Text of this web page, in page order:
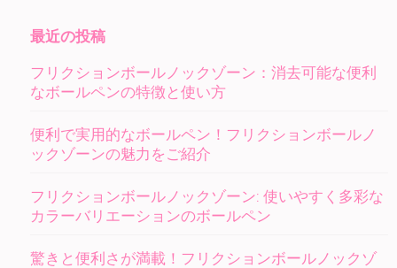
最近の投稿
フリクションボールノックゾーン：消去可能な便利
なボールペンの特徴と使い方
便利で実用的なボールペン！フリクションボールノ
ックゾーンの魅力をご紹介
フリクションボールノックゾーン: 使いやすく多彩な
カラーバリエーションのボールペン
驚きと便利さが満載！フリクションボールノックゾ